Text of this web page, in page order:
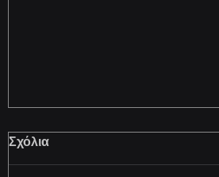
Σχόλια